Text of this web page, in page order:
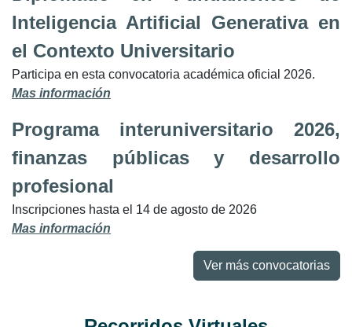
Inteligencia Artificial Generativa en
el Contexto Universitario
Participa en esta convocatoria académica oficial 2026.
Mas información
Programa interuniversitario 2026,
finanzas públicas y desarrollo
profesional
Inscripciones hasta el 14 de agosto de 2026
Mas información
Ver más convocatorias